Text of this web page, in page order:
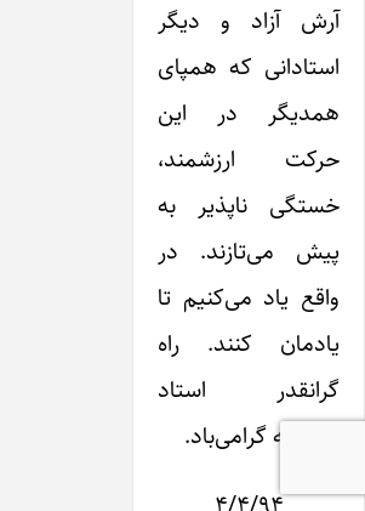
آرش آزاد و دیگر
استادانی که همپای
همدیگر در این
حرکت ارزشمند،
خستگی ناپذیر به
پیش می‌تازند. در
واقع یاد می‌کنیم تا
یادمان کنند. راه
گرانقدر استاد
همیشه گرامی‌باد.